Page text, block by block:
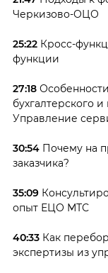
Черкизово-ОЦО
25:22Кросс-
функции
27:18
бухгалтерского
Управление
30:54Почему на
заказчика?
35:09
опыт ЕЦО МТС
40:33Как
экспертизы из